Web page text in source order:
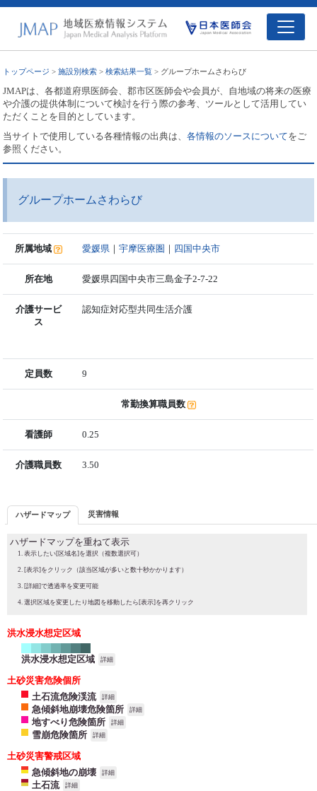
トップページ >施設別検索 >検索結果一覧 > グループホームさわらび
JMAPは、各都道府県医師会、郡市区医師会や会員が、自地域の将来の医療
や介護の提供体制について検討を行う際の参考、ツールとして活用してい
ただくことを目的としています。
当サイトで使用している各種情報の出典は、各情報のソースについてをご
参照ください。
グループホームさわらび
所属地域 愛媛県 ｜宇摩医療圏 ｜ 四国中央市
所在地 愛媛県四国中央市三島金子2-7-22
介護サービ
ス
認知症対応型共同生活介護
定員数 9
常勤換算職員数
看護師 0.25
介護職員数 3.50
ハザードマップ 災害情報
ハザードマップを重ねて表示
表示したい[区域名]を選択（複数選択可）
[表示]をクリック（該当区域が多いと数十秒かかります）
[詳細]で透過率を変更可能
選択区域を変更したり地図を移動したら[表示]を再クリック
洪水浸水想定区域
洪水浸水想定区域 詳細
土砂災害危険個所
土石流危険渓流
詳細
急傾斜地崩壊危険箇所 詳細
地すべり危険箇所 詳細
雪崩危険箇所 詳細
土砂災害警戒区域
急傾斜地の崩壊
詳細
土石流 詳細